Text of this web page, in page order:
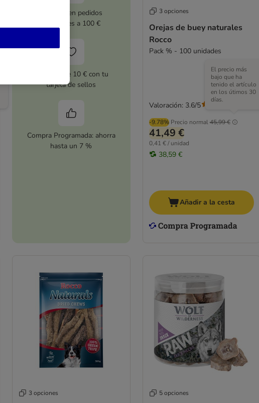
5 % dto. en pedidos
superiores a 100 €
Cupones de 10 € con tu
tarjeta de sellos
Compra Programada: ahorra
hasta un 7 %
3 opciones
Orejas de buey naturales
Rocco
Pack % - 100 unidades
-9.78% Precio normal45,99 €
El precio más
bajo que ha
tenido el artículo
en los útimos 30
días.
41,49 €
0,41 € / unidad
38,59 €
Valoración: 3.6/5
Añadir a la cesta
3 opciones 5 opciones